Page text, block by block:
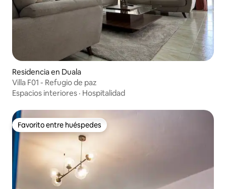
Residencia en Duala
Villa F01 - Refugio de paz
Espacios interiores · Hospitalidad
Favorito entre huéspedes
Favorito entre huéspedes